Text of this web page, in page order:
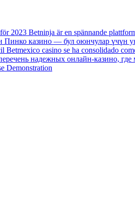
2023 Betninja är en spännande
казино — бул оюнчулар үчүн
Betmexico casino se ha consolidado
надежных онлайн-казино,
Demonstration